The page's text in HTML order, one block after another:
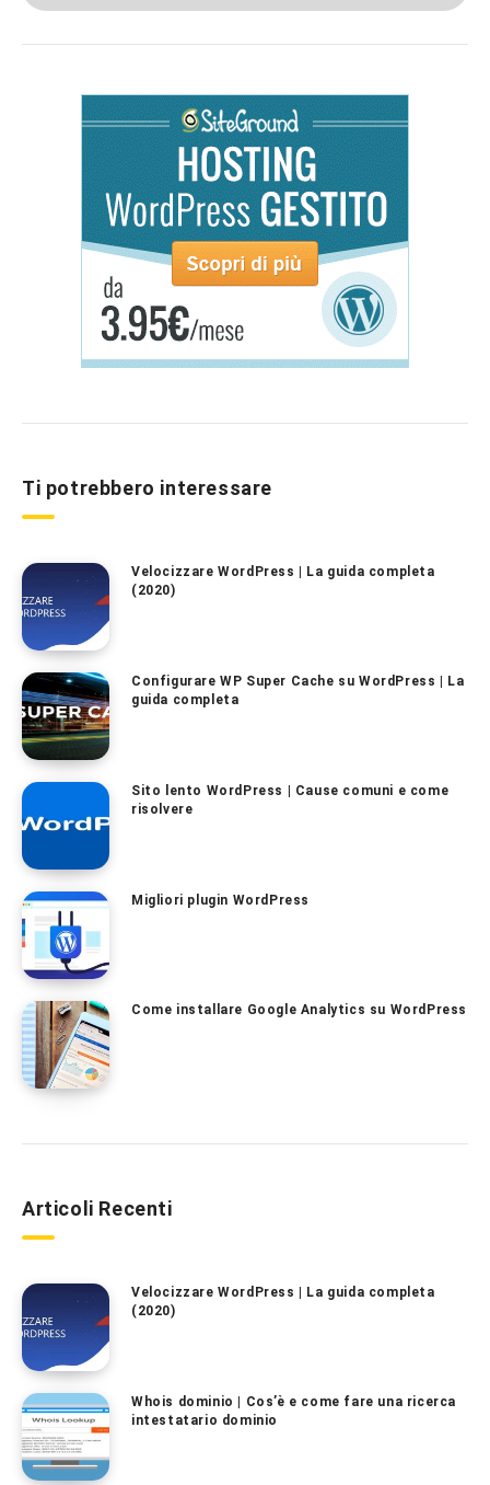
Ti potrebbero interessare
Velocizzare WordPress | La guida completa
(2020)
Configurare WP Super Cache su WordPress | La
guida completa
Sito lento WordPress | Cause comuni e come
risolvere
Migliori plugin WordPress
Come installare Google Analytics su WordPress
Articoli Recenti
Velocizzare WordPress | La guida completa
(2020)
Whois dominio | Cos’è e come fare una ricerca
intestatario dominio